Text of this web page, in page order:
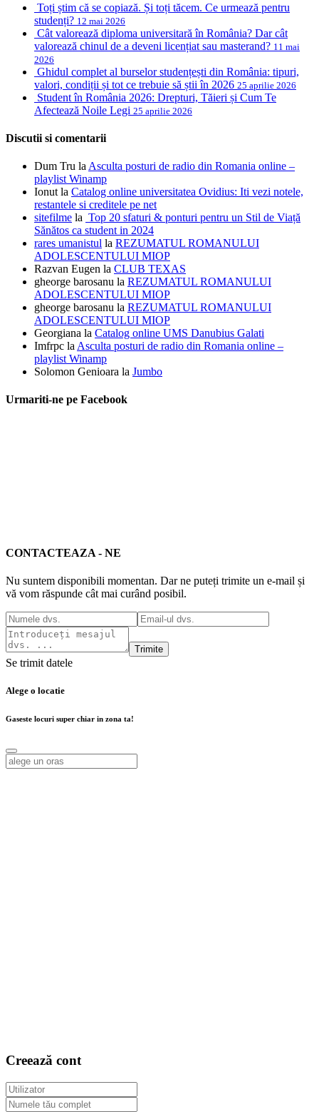
Toți știm că se copiază. Și toți tăcem. Ce urmează pentru
studenți? 12 mai 2026
Cât valorează diploma universitară în România? Dar cât
valorează chinul de a deveni licențiat sau masterand? 11 mai
2026
Ghidul complet al burselor studențești din România: tipuri,
valori, condiții și tot ce trebuie să știi în 2026 25 aprilie 2026
Student în România 2026: Drepturi, Tăieri și Cum Te
Afectează Noile Legi 25 aprilie 2026
Discutii si comentarii
Dum Tru la Asculta posturi de radio din Romania online –
playlist Winamp
Ionut la Catalog online universitatea Ovidius: Iti vezi notele,
restantele si creditele pe net
sitefilme la Top 20 sfaturi & ponturi pentru un Stil de Viață
Sănătos ca student in 2024
rares umanistul la REZUMATUL ROMANULUI
ADOLESCENTULUI MIOP
Razvan Eugen la CLUB TEXAS
gheorge barosanu la REZUMATUL ROMANULUI
ADOLESCENTULUI MIOP
gheorge barosanu la REZUMATUL ROMANULUI
ADOLESCENTULUI MIOP
Georgiana la Catalog online UMS Danubius Galati
Imfrpc la Asculta posturi de radio din Romania online –
playlist Winamp
Solomon Genioara la Jumbo
Urmariti-ne pe Facebook
CONTACTEAZA - NE
Nu suntem disponibili momentan. Dar ne puteți trimite un e-mail și
vă vom răspunde cât mai curând posibil.
Trimite
Se trimit datele
Alege o locatie
Gaseste locuri super chiar in zona ta!
Alege o locatie
Creează cont